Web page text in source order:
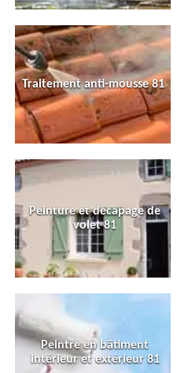
Traitement anti-mousse 81
Peinture et décapage de
volet 81
Peintre en bâtiment
intérieur et extérieur 81